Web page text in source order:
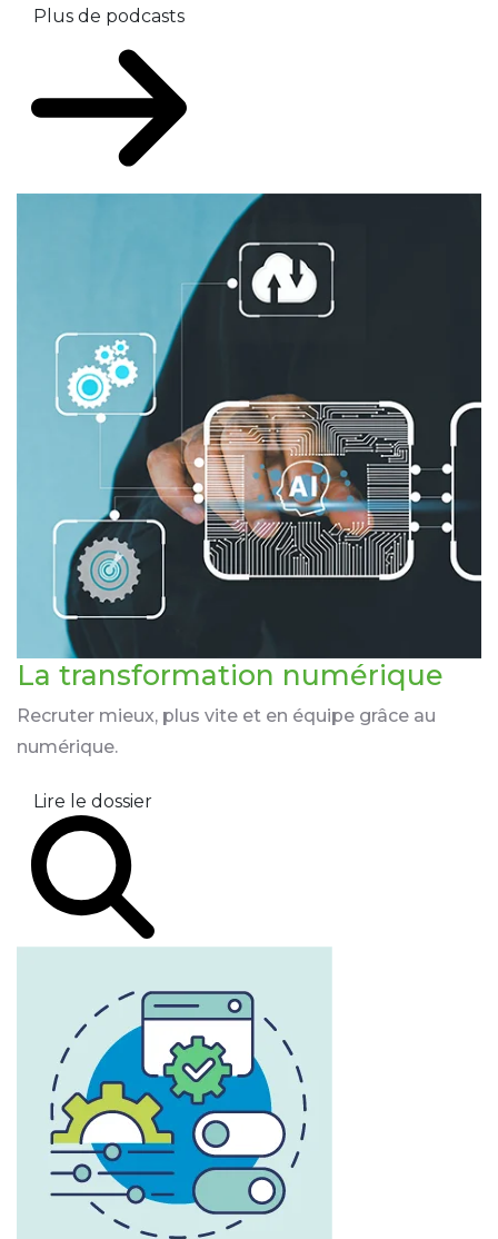
Plus de podcasts
La transformation numérique
Recruter mieux, plus vite et en équipe grâce au
numérique.
Lire le dossier